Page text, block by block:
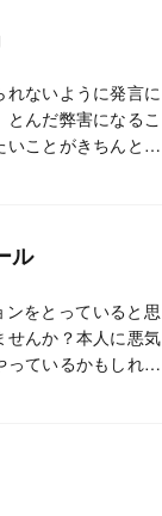
ないように発言に
んだ弊害になるこ
ことがきちんと伝
ル
をとっていると思
せんか？本人に悪気
ているかもしれま
法を紹介します。